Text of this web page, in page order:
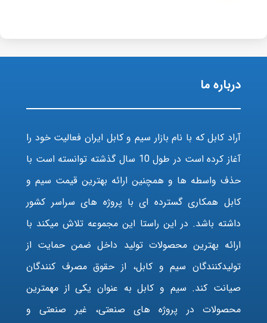
درباره ما
آراد کابل که با نام بازار سیم و کابل ایران فعالیت خود را
آغاز کرده است در طول 10 سال گذشته توانسته است با
حذف واسطه ها و همچنین ارائه بهترین قیمت سیم و
کابل همکاری گسترده ای با پروژه های سراسر کشور
داشته باشد. در این راستا این مجموعه تلاش میکند با
ارائه بهترین محصولات تولید داخل ضمن حمایت از
تولیدکنندگان سیم و کابل، از حقوق مصرف کنندگان
صیانت کند. سیم و کابل به عنوان یکی از مهمترین
محصولات در پروژه های صنعتی، غیر صنعتی و